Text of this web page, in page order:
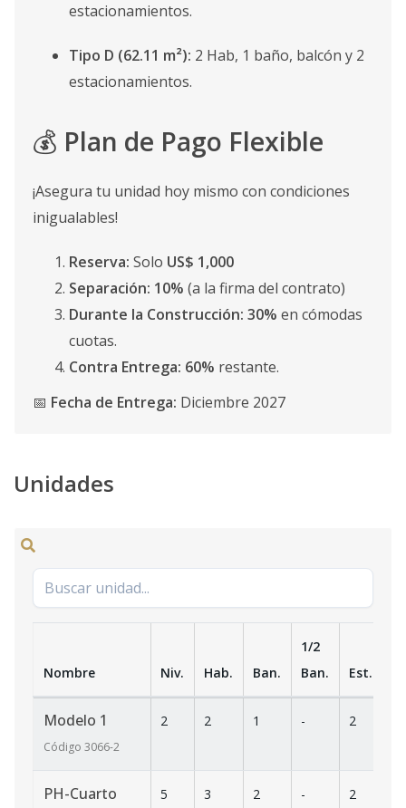
estacionamientos.
Tipo D (62.11 m²): 2 Hab, 1 baño, balcón y 2
estacionamientos.
💰 Plan de Pago Flexible
¡Asegura tu unidad hoy mismo con condiciones
inigualables!
Reserva: Solo US$ 1,000
Separación: 10% (a la firma del contrato)
Durante la Construcción: 30% en cómodas
cuotas.
Contra Entrega: 60% restante.
📅 Fecha de Entrega: Diciembre 2027
Unidades
Nombre Niv. Hab. Ban.
1/2
Ban.
Est.
Modelo 1
Código 3066-2
2 2 1 - 2
PH-Cuarto 5 3 2 - 2